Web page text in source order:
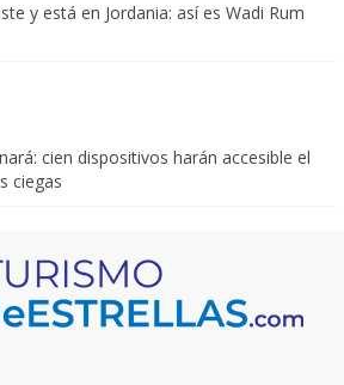
y está en Jordania: así es Wadi Rum
cien dispositivos harán accesible el
ciegas